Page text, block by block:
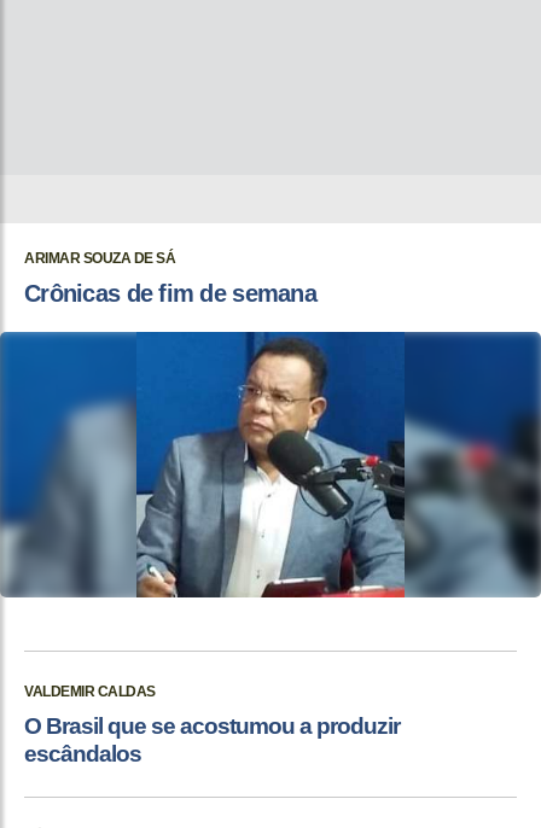
ARIMAR SOUZA DE SÁ
Crônicas de fim de semana
VALDEMIR CALDAS
O Brasil que se acostumou a produzir
escândalos